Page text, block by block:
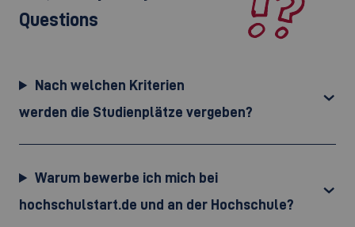
Questions
Nach welchen Kriterien
werden die Studienplätze vergeben?
Warum bewerbe ich mich bei
hochschulstart.de und an der Hochschule?